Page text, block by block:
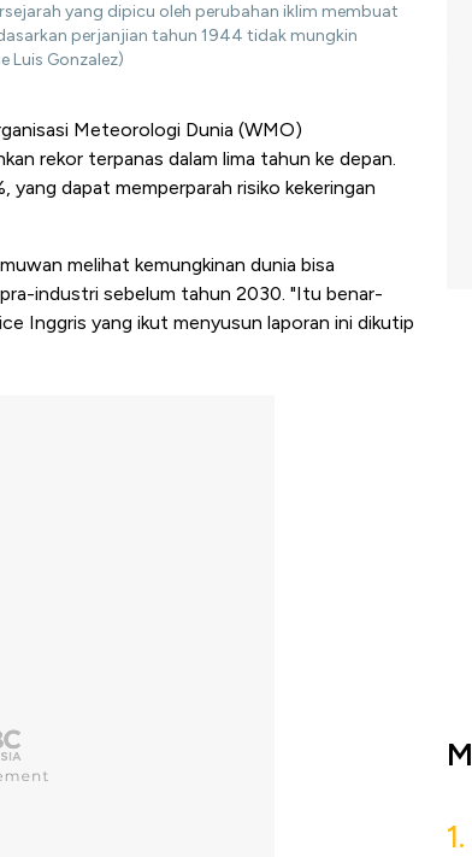
yang dipicu oleh perubahan iklim membuat
perjanjian tahun 1944 tidak mungkin
Luis Gonzalez)
Meteorologi Dunia (WMO)
rekor terpanas dalam lima tahun ke depan.
yang dapat memperparah risiko kekeringan
melihat kemungkinan dunia bisa
industri sebelum tahun 2030. "Itu benar-
Inggris yang ikut menyusun laporan ini dikutip
1.